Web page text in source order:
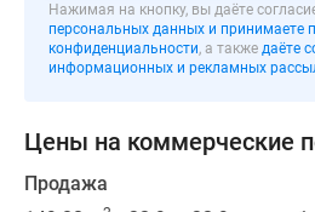
доступности
и
пруд.
Путь
Нажимая на кнопку, вы даёте
персональных данных и принимаете
конфиденциальности, а также даёте
информационных и рекламных
Цены на коммерческие
Продажа